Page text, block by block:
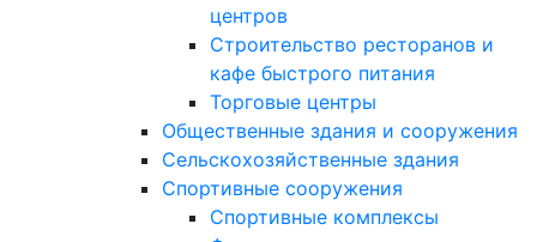
центров
Строительство ресторанов и
кафе быстрого питания
Торговые центры
Общественные здания и сооружения
Сельскохозяйственные здания
Спортивные сооружения
Спортивные комплексы